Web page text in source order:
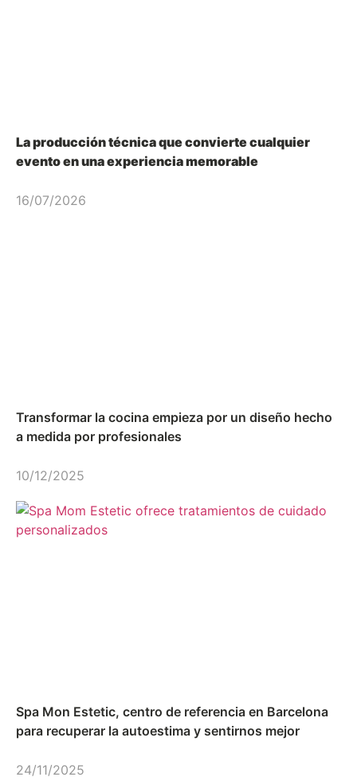
La producción técnica que convierte cualquier
evento en una experiencia memorable
16/07/2026
Transformar la cocina empieza por un diseño hecho
a medida por profesionales
10/12/2025
Spa Mon Estetic, centro de referencia en Barcelona
para recuperar la autoestima y sentirnos mejor
24/11/2025